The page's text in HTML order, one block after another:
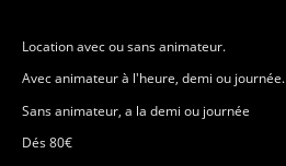
Location avec ou sans animateur.
Avec animateur à l'heure, demi ou journée.
Sans animateur, a la demi ou journée
Dés 80€